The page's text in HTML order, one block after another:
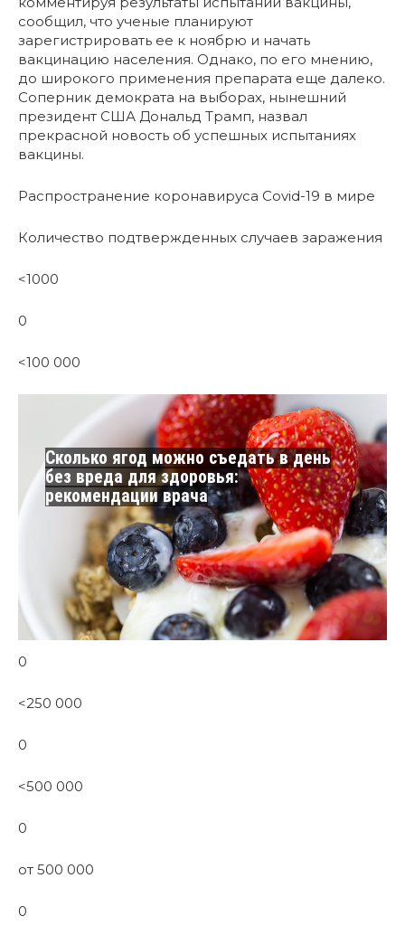
сообщил, что ученые планируют
зарегистрировать ее к ноябрю и начать
вакцинацию населения. Однако, по его мнению,
до широкого применения препарата еще далеко.
Соперник демократа на выборах, нынешний
президент США Дональд Трамп, назвал
прекрасной новость об успешных испытаниях
вакцины.
Распространение коронавируса Covid-19 в мире
Количество подтвержденных случаев заражения
<1000
0
<100 000
Сколько ягод можно съедать в день
без вреда для здоровья:
рекомендации врача
0
<250 000
0
<500 000
0
от 500 000
0